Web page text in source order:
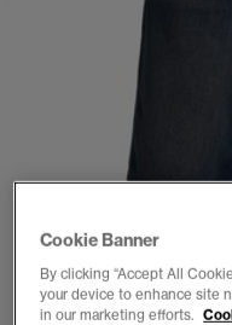
Cookie Banner
By clicking “Accept All
your device to enhance site
in our marketing efforts.